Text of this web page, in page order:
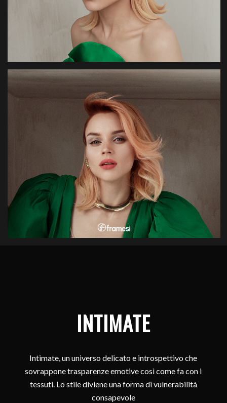
INTIMATE
Intimate, un universo delicato e introspettivo che
sovrappone trasparenze emotive così come fa con i
tessuti. Lo stile diviene una forma di vulnerabilità
consapevole